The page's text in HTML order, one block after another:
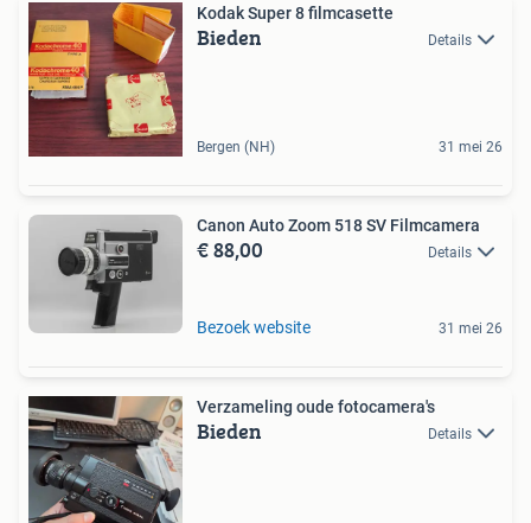
Kodak Super 8 filmcasette
Bieden Details
Bergen (NH) 31 mei 26
Canon Auto Zoom 518 SV Filmcamera
€ 88,00 Details
Bezoek website 31 mei 26
Verzameling oude fotocamera's
Bieden Details